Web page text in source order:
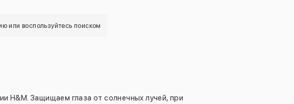
или воспользуйтесь поиском
H&M. Защищаем глаза от солнечных лучей, при